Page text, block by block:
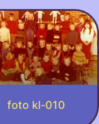
foto kl-010